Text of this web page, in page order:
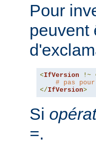
Pour
peuvent
<IfVersion !~
# pas
</IfVersion>
Si
=.